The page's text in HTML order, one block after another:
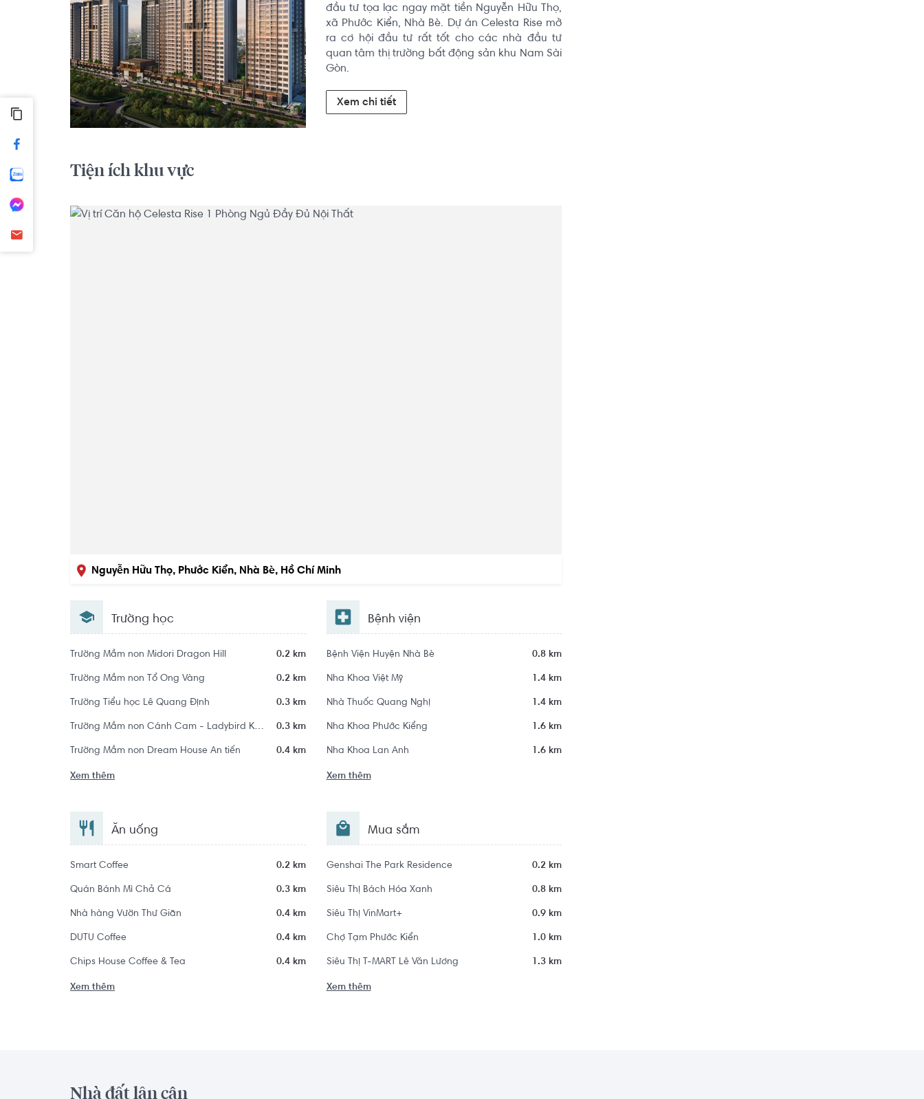
đầu tư tọa lạc ngay mặt tiền Nguyễn Hữu Thọ,
xã Phước Kiển, Nhà Bè. Dự án Celesta Rise mở
ra cơ hội đầu tư rất tốt cho các nhà đầu tư
quan tâm thị trường bất động sản khu Nam Sài
Gòn.
Xem chi tiết
Tiện ích khu vực
Nguyễn Hữu Thọ, Phước Kiển, Nhà Bè, Hồ Chí Minh
Trường học
Trường Mầm non Midori Dragon Hill 0.2 km
Trường Mầm non Tổ Ong Vàng 0.2 km
Trường Tiểu học Lê Quang Định 0.3 km
Trường Mầm non Cánh Cam - Ladybird Kindergarten 0.3 km
Trường Mầm non Dream House An tiến 0.4 km
Xem thêm
Bệnh viện
Bệnh Viện Huyện Nhà Bè 0.8 km
Nha Khoa Việt Mỹ 1.4 km
Nhà Thuốc Quang Nghị 1.4 km
Nha Khoa Phước Kiểng 1.6 km
Nha Khoa Lan Anh 1.6 km
Xem thêm
Ăn uống
Smart Coffee 0.2 km
Quán Bánh Mì Chả Cá 0.3 km
Nhà hàng Vườn Thư Giãn 0.4 km
DUTU Coffee 0.4 km
Chips House Coffee & Tea 0.4 km
Xem thêm
Mua sắm
Genshai The Park Residence 0.2 km
Siêu Thị Bách Hóa Xanh 0.8 km
Siêu Thị VinMart+ 0.9 km
Chợ Tạm Phước Kiển 1.0 km
Siêu Thị T-MART Lê Văn Lương 1.3 km
Xem thêm
Nhà đất lân cận